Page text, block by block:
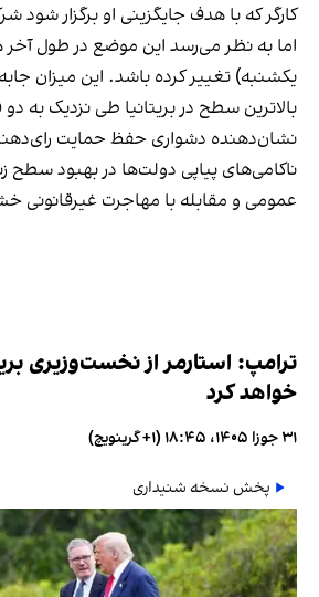
کارگر که با هدف جایگزینی او برگزار شود
اما به نظر می‌رسد این موضع در طول
یکشنبه) تغییر کرده باشد. این میزان
بالاترین سطح در بریتانیا طی نزدیک به
نشان‌دهنده دشواری حفظ حمایت
ناکامی‌های پیاپی دولت‌ها در بهبود سطح
عمومی و مقابله با مهاجرت
ترامپ: استارمر از نخست‌وزیری
خواهد کرد
۳۱ جوزا ۱۴۰۵، ۱۸:۴۵ (‎+۱ گرینویچ)
پخش نسخه شنیداری